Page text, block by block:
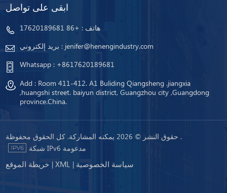
ابقى على تواصل
هاتف : +86 17620189681
بريد إلكتروني : jenifer@henengindustry.com
Whatsapp : +8617620189681
Add : Room 411-412. A1 Buliding Qiangsheng .jiangxia
,huangshi street. baiyun district, Guangzhou city ,Guangdong
province.China.
حقوق النشر © 2026 يمكنه المشاركة. كل الحقوق محفوظة .
شبكة IPv6 مدعومة
خريطة الموقع | XML | سياسة الخصوصية